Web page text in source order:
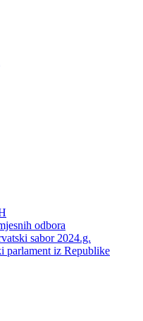
odbora
sabor 2024.g.
parlament iz Republike